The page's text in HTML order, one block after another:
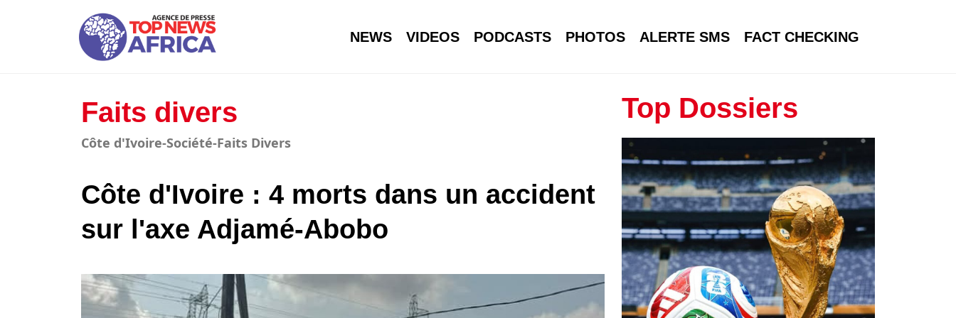
NEWS VIDEOS PODCASTS PHOTOS ALERTE SMS FACT CHECKING
Faits divers
Côte d'Ivoire-Société-Faits Divers
Côte d'Ivoire : 4 morts dans un accident
sur l'axe Adjamé-Abobo
Top Dossiers